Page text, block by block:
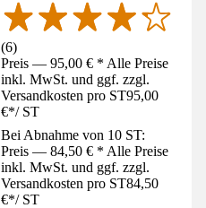
(6)
Preis — 95,00 € * Alle Preise
inkl. MwSt. und ggf. zzgl.
Versandkosten pro ST95,00
€*/ ST
Bei Abnahme von 10 ST:
Preis — 84,50 € * Alle Preise
inkl. MwSt. und ggf. zzgl.
Versandkosten pro ST84,50
€*/ ST